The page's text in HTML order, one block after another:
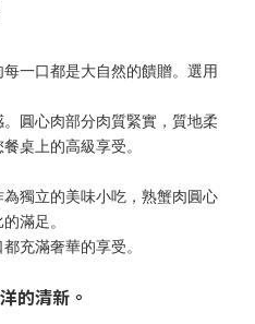
一口都是大自然的饋贈。選用
圓心肉部分肉質緊實，質地柔
桌上的高級享受。
獨立的美味小吃，熟蟹肉圓心
滿足。
充滿奢華的享受。
的清新。